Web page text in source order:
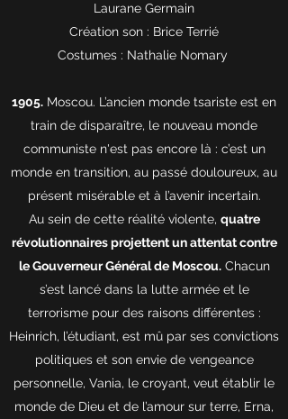
Laurane Germain
Création son : Brice Terrié
Costumes : Nathalie Nomary
1905. Moscou. L’ancien monde tsariste est en
train de disparaître, le nouveau monde
communiste n'est pas encore là : c’est un
monde en transition, au passé douloureux, au
présent misérable et à l’avenir incertain.
Au sein de cette réalité violente, quatre
révolutionnaires projettent un attentat contre
le Gouverneur Général de Moscou.Chacun
s’est lancé dans la lutte armée et le
terrorisme pour des raisons différentes :
Heinrich, l’étudiant, est mû par ses convictions
politiques et son envie de vengeance
personnelle, Vania, le croyant, veut établir le
monde de Dieu et de l’amour sur terre, Erna,